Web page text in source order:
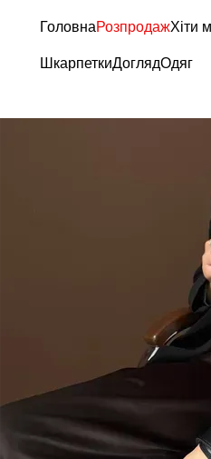
ГоловнаРозпродажХіти
ШкарпеткиДоглядОдяг